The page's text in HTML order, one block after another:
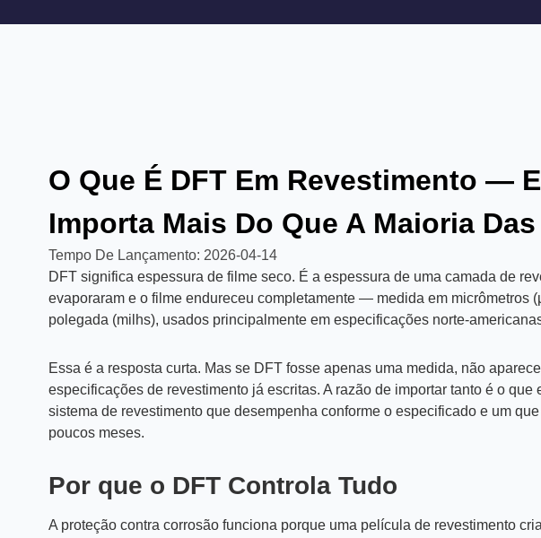
O Que É DFT Em Revestimento —
Importa Mais Do Que A Maioria
Tempo De Lançamento: 2026-04-14
DFT significa espessura de filme seco. É a espessura de uma camada de
evaporaram e o filme endureceu completamente — medida em micrômetros
polegada (milhs), usados principalmente em especificações
Essa é a resposta curta. Mas se DFT fosse apenas uma medida, não
especificações de revestimento já escritas. A razão de importar tanto é o que
sistema de revestimento que desempenha conforme o especificado e um
poucos meses.
Por que o DFT Controla Tudo
A proteção contra corrosão funciona porque uma película de revestimento